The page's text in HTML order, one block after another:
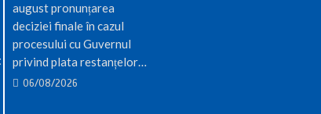
august pronunțarea
deciziei finale în cazul
procesului cu Guvernul
privind plata restanțelor…
06/08/2026